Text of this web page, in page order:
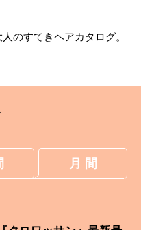
のすてきヘアカタログ。
月 間